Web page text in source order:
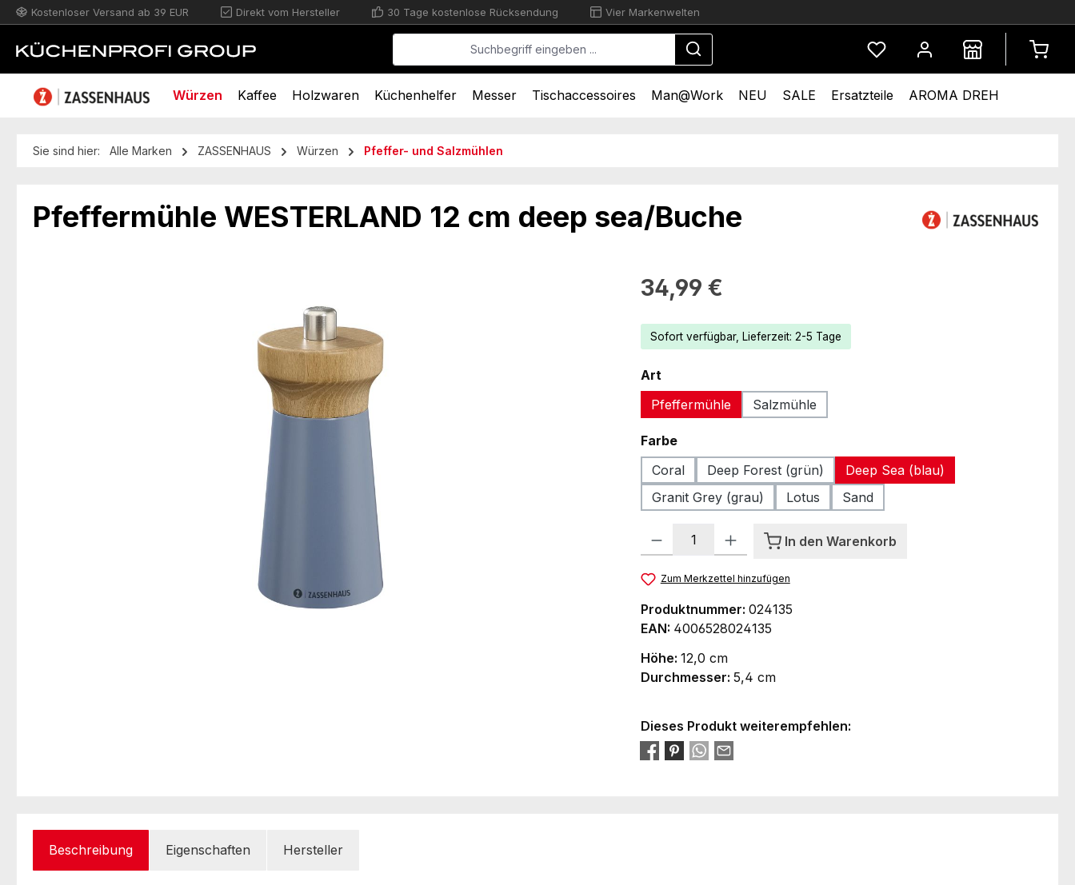
Hauptinhalt springen
Zur Suche springen
Zur Hauptnavigation springen
Kostenloser Versand ab 39 EUR Direkt vom Hersteller 30 Tage kostenlose Rücksendung Vier Markenwelten
Du hast 0 Produkte auf dem
Würzen Kaffee Holzwaren Küchenhelfer Messer Tischaccessoires Man@Work NEU SALE Ersatzteile AROMA DREH
Sie sind hier: Alle Marken ZASSENHAUS Würzen Pfeffer- und Salzmühlen
Pfeffermühle WESTERLAND 12 cm deep sea/Buche
Regulärer Preis:
34,99 €
Sofort verfügbar, Lieferzeit: 2-5 Tage
Artauswählen
Pfeffermühle
Salzmühle
Farbeauswählen
Coral
Deep Forest (grün)
Deep Sea (blau)
Granit Grey (grau)
Lotus Sand
Produkt Anzahl: Gib den gewünschten Wert ein oder benutze die Schaltflächen
In den Warenkorb
Zum Merkzettel hinzufügen
Produktnummer: 024135
EAN: 4006528024135
Höhe: 12,0 cm
Durchmesser: 5,4 cm
Dieses Produkt weiterempfehlen:
Beschreibung Eigenschaften Hersteller